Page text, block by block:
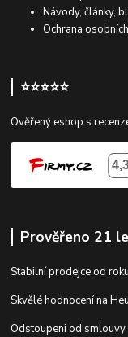
Návody, články,
Ochrana
⭐⭐⭐⭐⭐
Ověřený eshop s
Prověřeno 21
Stabilní prodejce od
Skvělé hodnocení na
Odstoupeni od smlouvy